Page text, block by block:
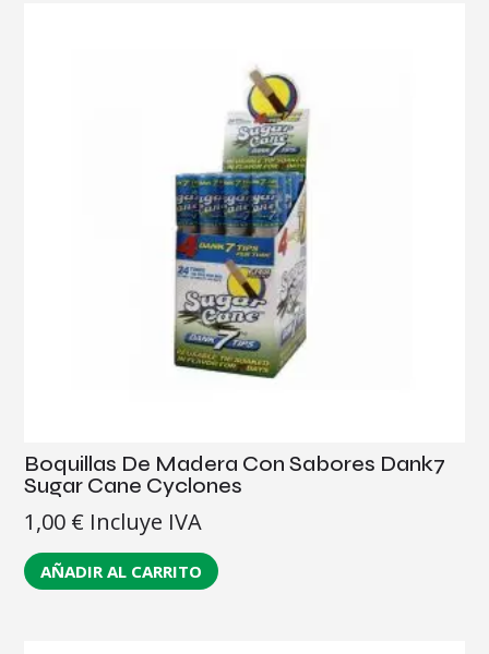
Boquillas De Madera Con Sabores Dank7
Sugar Cane Cyclones
1,00 € Incluye IVA
AÑADIR AL CARRITO